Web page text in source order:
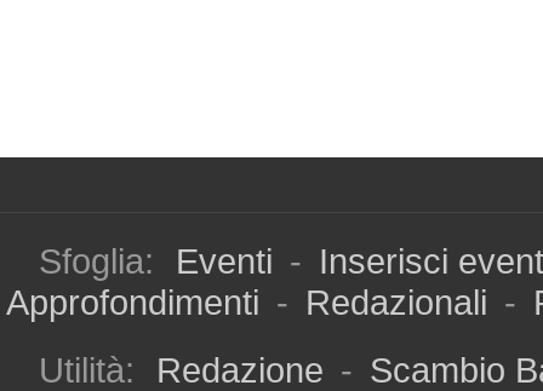
Sfoglia: Eventi - Inserisci
Approfondimenti - Redazionali -
Utilità:
Redazione - Scambio